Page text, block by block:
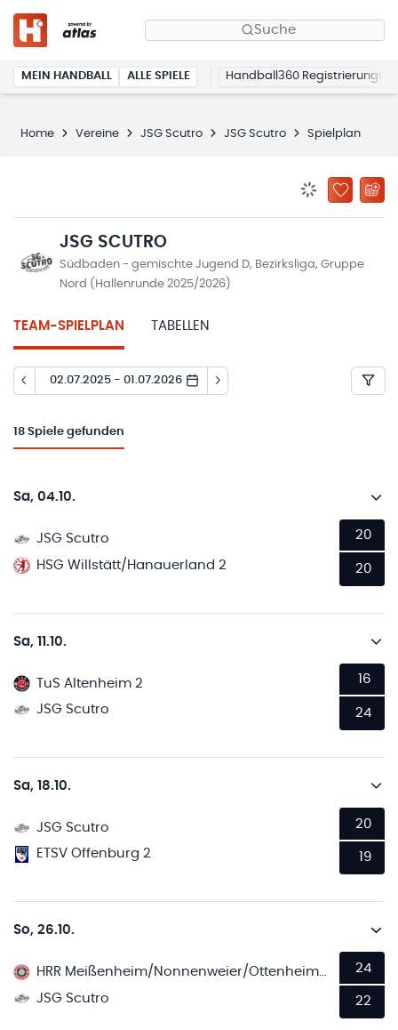
Suche
MEIN HANDBALL ALLE SPIELE Handball360 Registrierung
Home Vereine JSG Scutro JSG Scutro Spielplan
ZU
JSG SCUTRO
Südbaden - gemischte Jugend D, Bezirksliga, Gruppe
Nord (Hallenrunde 2025/2026)
TEAM-SPIELPLAN TABELLEN
02.07.2025 - 01.07.2026
18 Spiele gefunden
Sa, 04.10.
JSG Scutro
HSG Willstätt/Hanauerland 2
20
20
Sa, 11.10.
TuS Altenheim 2
JSG Scutro
16
24
Sa, 18.10.
JSG Scutro
ETSV Offenburg 2
20
19
So, 26.10.
HRR Meißenheim/Nonnenweier/Ottenheim 2
JSG Scutro
24
22